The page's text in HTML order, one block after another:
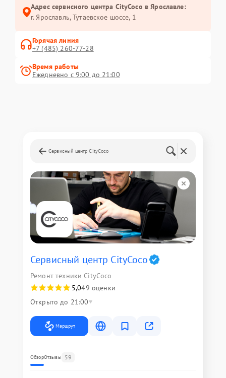
Адрес сервисного центра CityCoco в Ярославле:
г. Ярославль, Тутаевское шоссе, 1
Горячая линия
+7 (485) 260-77-28
Время работы
Ежедневно с 9:00 до 21:00
Сервисный центр CityCoco
Сервисный центр CityCoco
Ремонт техники CityCoco
5,049 оценки
Открыто до 21:00
Маршрут
ОбзорОтзывы 59